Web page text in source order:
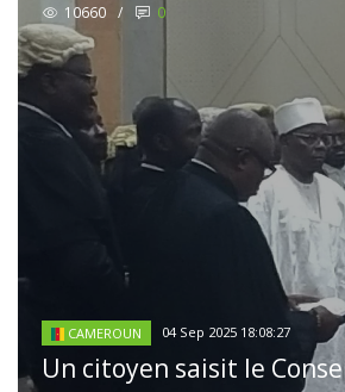
10660 / 0
CAMEROUN 04 Sep 2025 18:08:27
Un citoyen saisit le